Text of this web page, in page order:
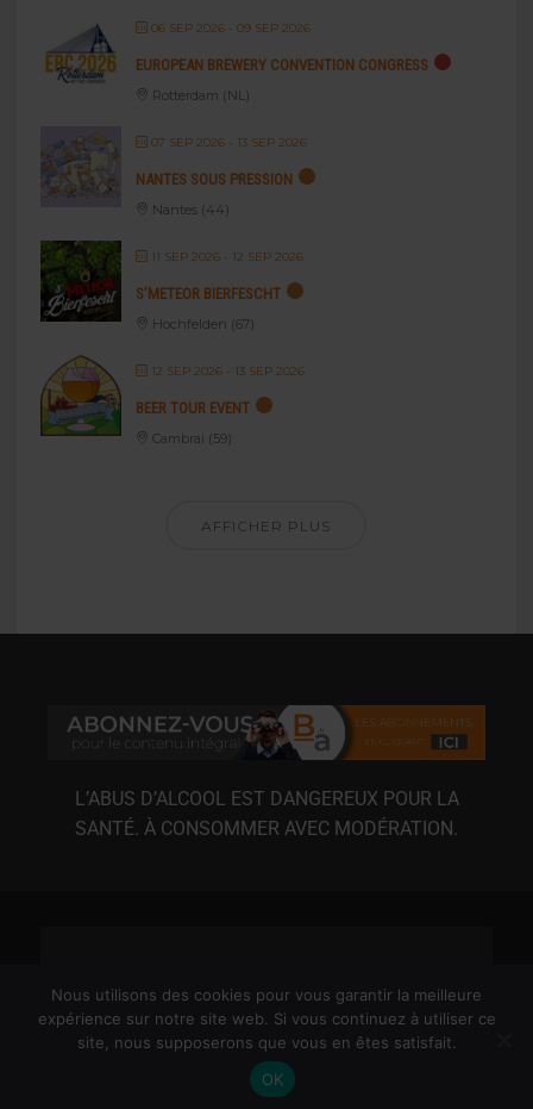
06 SEP 2026- 09 SEP 2026
EUROPEAN BREWERY CONVENTION CONGRESS
Rotterdam (NL)
07 SEP 2026- 13 SEP 2026
NANTES SOUS PRESSION
Nantes (44)
11 SEP 2026- 12 SEP 2026
S’METEOR BIERFESCHT
Hochfelden (67)
12 SEP 2026- 13 SEP 2026
BEER TOUR EVENT
Cambrai (59)
AFFICHER PLUS
L’ABUS D’ALCOOL EST DANGEREUX POUR LA
SANTÉ. À CONSOMMER AVEC MODÉRATION.
MENTIONS LÉGALES
© 2020-2026 3XL MÉDIAS / BIÈRE ACTU
Nous utilisons des cookies pour vous garantir la meilleure
expérience sur notre site web. Si vous continuez à utiliser ce
site, nous supposerons que vous en êtes satisfait.
OK